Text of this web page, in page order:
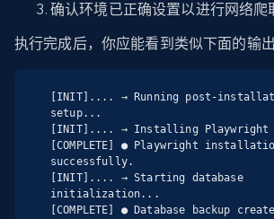
确认环境已正确设置以进行网络爬
执行完成后，你应能看到类似下面的输出
[INIT].... → Running post-
setup...
[INIT].... → Installing Playwright
[COMPLETE] ● Playwright
successfully.
[INIT].... → Starting database
initialization...
[COMPLETE] ● Database backup